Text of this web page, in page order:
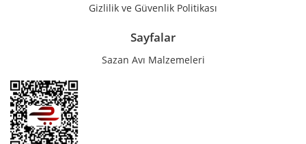
Gizlilik ve Güvenlik Politikası
Sayfalar
Sazan Avı Malzemeleri